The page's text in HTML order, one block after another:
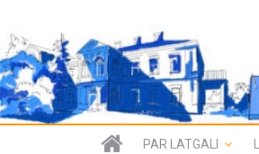
PAR LATGALI